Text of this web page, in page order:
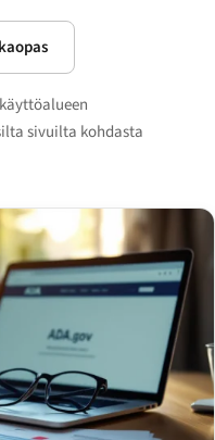
sivuilta kohdasta